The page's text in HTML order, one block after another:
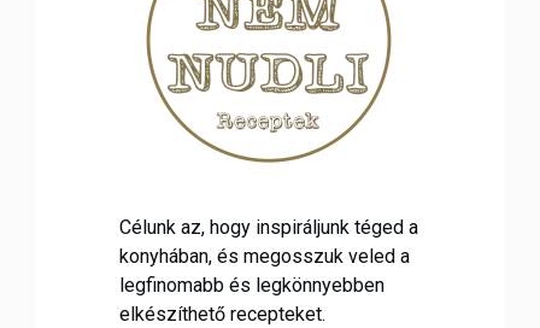
Célunk az, hogy inspiráljunk téged a
konyhában, és megosszuk veled a
legfinomabb és legkönnyebben
elkészíthető recepteket.